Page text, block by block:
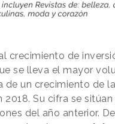
crecimiento de
se lleva el mayor
de un crecimiento de
2018. Su cifra se
del año anterior.